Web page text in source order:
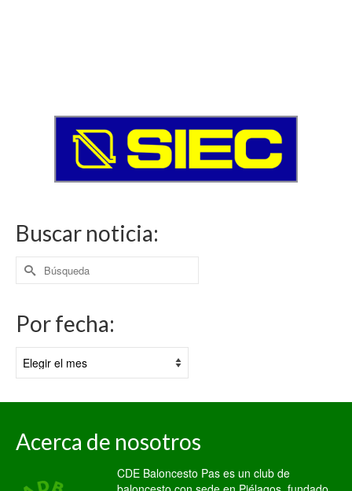
Buscar noticia:
Buscar
por:
Por fecha:
fecha:
Acerca de nosotros
CDE Baloncesto Pas es un club de